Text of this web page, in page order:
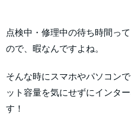
点検中・修理中の待ち時間っ
ので、暇なんですよね。
そんな時にスマホやパソコン
ット容量を気にせずにインタ
す！